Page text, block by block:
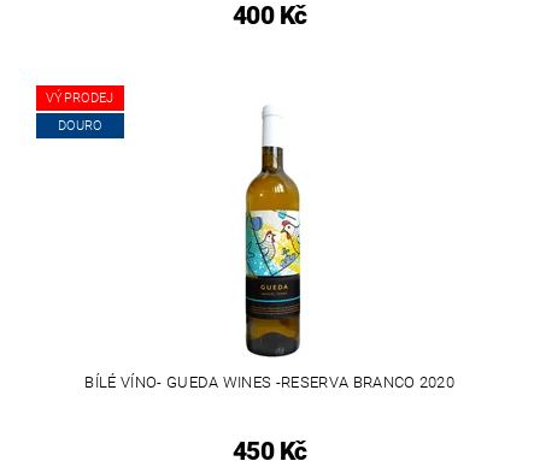
400 Kč
VÝPRODEJ
DOURO
BÍLÉ VÍNO- GUEDA WINES -RESERVA BRANCO 2020
450 Kč